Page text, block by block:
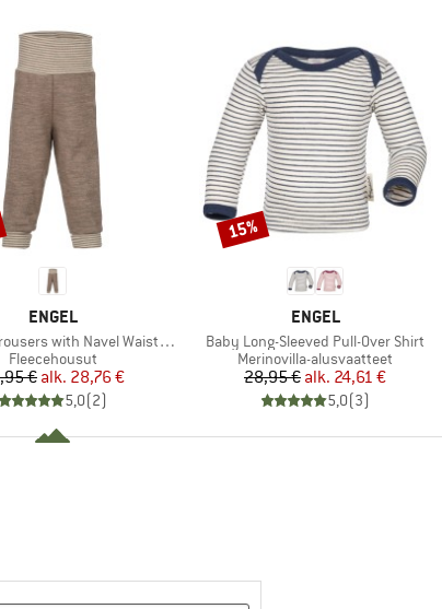
MERKKI
ENGEL
with Navel Waistband
Tuoteryhmä
Fleecehousut
Hinta
€ Alennettu hinta
alk. 28,76 €
5,0(2)
MERKKI
ENGEL
Tuote
Baby Long-Sleeved Pull-Over Shirt
Tuoteryhmä
Merinovilla-alusvaatteet
Hinta
28,95 € Alennettu hinta
alk. 24,61 €
5,0(3)
Alennus
15%